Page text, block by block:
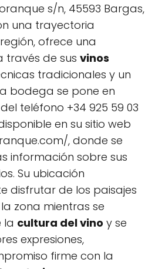
s/n, 45593 Bargas,
una trayectoria
ofrece una
través de sus vinos
tradicionales y un
bodega se pone en
teléfono +34 925 59 03
en su sitio web
, donde se
información sobre sus
Su ubicación
disfrutar de los paisajes
zona mientras se
la cultura del vino y se
expresiones,
firme con la